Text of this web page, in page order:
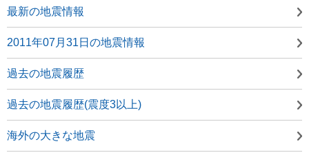
最新の地震情報
2011年07月31日の地震情報
過去の地震履歴
過去の地震履歴(震度3以上)
海外の大きな地震